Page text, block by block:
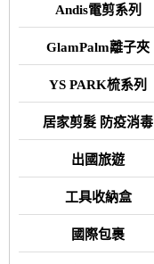
Andis電剪系列
GlamPalm離子夾
YS PARK梳系列
居家剪髮 防疫消毒
出國旅遊
工具收納盒
國際包裹